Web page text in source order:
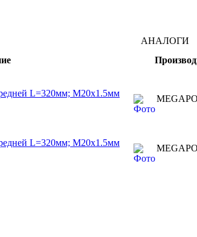
АНАЛОГИ
L=320мм; М20х1.5мм
L=320мм; М20х1.5мм